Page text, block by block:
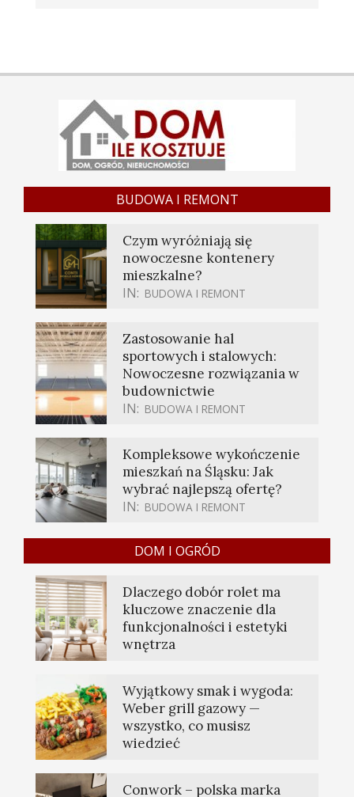
BUDOWA I REMONT
Czym wyróżniają się
nowoczesne kontenery
mieszkalne?
IN: BUDOWA I REMONT
Zastosowanie hal
sportowych i stalowych:
Nowoczesne rozwiązania w
budownictwie
IN: BUDOWA I REMONT
Kompleksowe wykończenie
mieszkań na Śląsku: Jak
wybrać najlepszą ofertę?
IN: BUDOWA I REMONT
DOM I OGRÓD
Dlaczego dobór rolet ma
kluczowe znaczenie dla
funkcjonalności i estetyki
wnętrza
Wyjątkowy smak i wygoda:
Weber grill gazowy —
wszystko, co musisz
wiedzieć
Conwork – polska marka